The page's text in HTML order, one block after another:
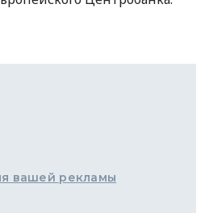
вашей рекламы